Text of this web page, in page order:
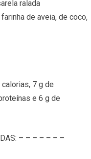
ralada
de aveia, de coco,
7 g de
e 6 g de
– – – – – – –